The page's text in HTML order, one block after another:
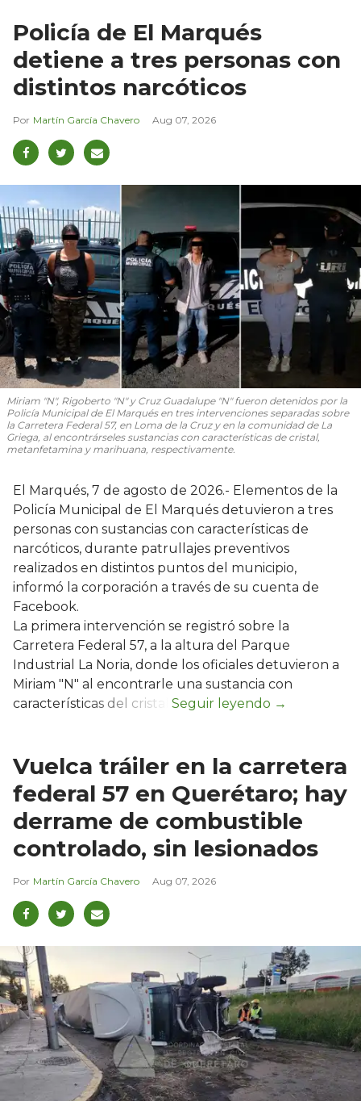
Policía de El Marqués
detiene a tres personas con
distintos narcóticos
Martín García Chavero Aug 07, 2026
Miriam "N", Rigoberto "N" y Cruz Guadalupe "N" fueron detenidos por la
Policía Municipal de El Marqués en tres intervenciones separadas sobre
la Carretera Federal 57, en Loma de la Cruz y en la comunidad de La
Griega, al encontrárseles sustancias con características de cristal,
metanfetamina y marihuana, respectivamente.
El Marqués, 7 de agosto de 2026.- Elementos de la
Policía Municipal de El Marqués detuvieron a tres
personas con sustancias con características de
narcóticos, durante patrullajes preventivos
realizados en distintos puntos del municipio,
informó la corporación a través de su cuenta de
Facebook.
La primera intervención se registró sobre la
Carretera Federal 57, a la altura del Parque
Industrial La Noria, donde los oficiales detuvieron a
Miriam "N" al encontrarle una sustancia con
características del cristal.
Vuelca tráiler en la carretera
federal 57 en Querétaro; hay
derrame de combustible
controlado, sin lesionados
Martín García Chavero Aug 07, 2026